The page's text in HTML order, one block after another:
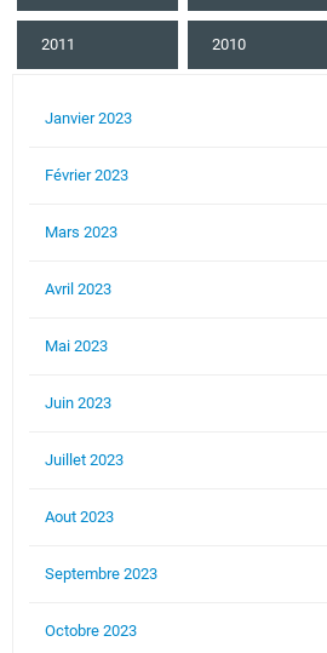
2011 2010
Janvier 2023
Février 2023
Mars 2023
Avril 2023
Mai 2023
Juin 2023
Juillet 2023
Aout 2023
Septembre 2023
Octobre 2023